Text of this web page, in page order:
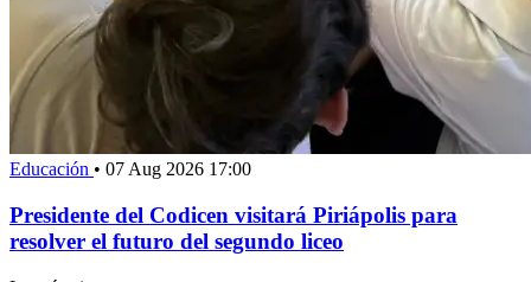
Educación • 07 Aug 2026 17:00
Presidente del Codicen visitará Piriápolis para
resolver el futuro del segundo liceo